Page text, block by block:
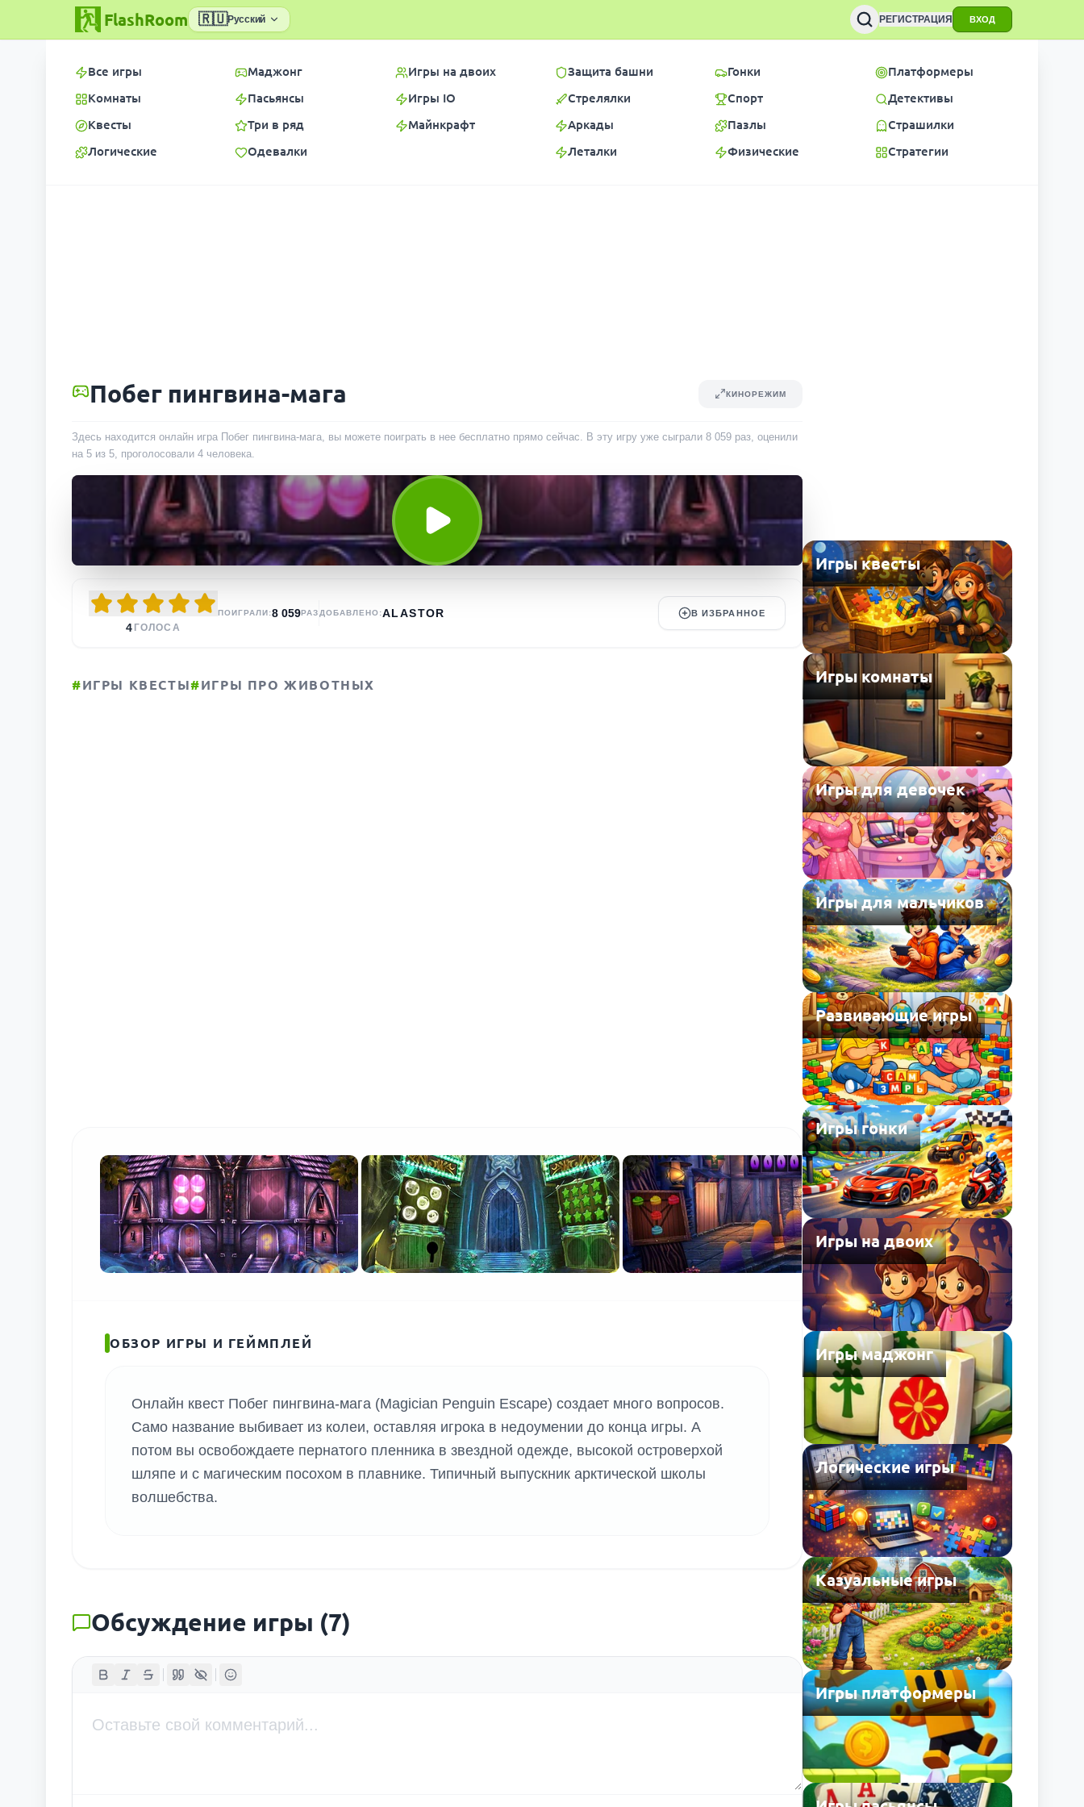
FlashRoom 🇷🇺Русский РЕГИСТРАЦИЯ ВХОД
Все игры
Комнаты
Квесты
Логические
Маджонг
Пасьянсы
Три в ряд
Одевалки
Игры на двоих
Игры IO
Майнкрафт
Защита башни
Стрелялки
Аркады
Леталки
Гонки
Спорт
Пазлы
Физические
Платформеры
Детективы
Страшилки
Стратегии
Побег пингвина-мага КИНОРЕЖИМ
Здесь находится онлайн игра Побег пингвина-мага, вы можете поиграть в нее бесплатно прямо сейчас. В эту игру уже сыграли 8 059 раз, оценили
на 5 из 5, проголосовали 4 человека.
4 ГОЛОСА
ПОИГРАЛИ:8 059РАЗ ДОБАВЛЕНО:ALASTOR В ИЗБРАННОЕ
#ИГРЫ КВЕСТЫ#ИГРЫ ПРО ЖИВОТНЫХ
ОБЗОР ИГРЫ И ГЕЙМПЛЕЙ
Онлайн квест Побег пингвина-мага (Magician Penguin Escape) создает много вопросов.
Само название выбивает из колеи, оставляя игрока в недоумении до конца игры. А
потом вы освобождаете пернатого пленника в звездной одежде, высокой островерхой
шляпе и с магическим посохом в плавнике. Типичный выпускник арктической школы
волшебства.
Обсуждение игры (7)
Игры квесты
Игры комнаты
Игры для девочек
Игры для мальчиков
Развивающие игры
Игры гонки
Игры на двоих
Игры маджонг
Логические игры
Казуальные игры
Игры платформеры